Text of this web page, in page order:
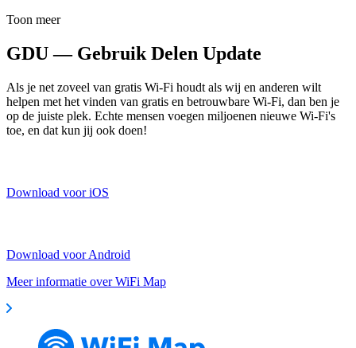
Toon meer
GDU — Gebruik Delen Update
Als je net zoveel van gratis Wi-Fi houdt als wij en anderen wilt
helpen met het vinden van gratis en betrouwbare Wi-Fi, dan ben je
op de juiste plek. Echte mensen voegen miljoenen nieuwe Wi-Fi's
toe, en dat kun jij ook doen!
Download voor iOS
Download voor Android
Meer informatie over WiFi Map